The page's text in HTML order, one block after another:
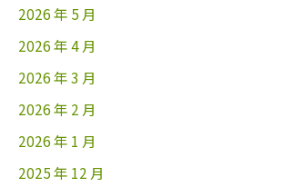
2026 年 5 月
2026 年 4 月
2026 年 3 月
2026 年 2 月
2026 年 1 月
2025 年 12 月